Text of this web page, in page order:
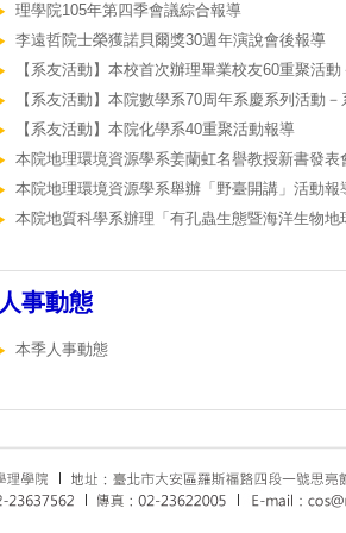
理學院105年第四季會議綜合報導
李遠哲院士榮獲諾貝爾獎30週年演說會後報導
【系友活動】本校首次辦理畢業校友60重聚活
【系友活動】本院數學系70周年系慶系列活動－
【系友活動】本院化學系40重聚活動報導
本院地理環境資源學系姜蘭虹名譽教授新書發表
本院地理環境資源學系舉辦「野臺開講」活動報
本院地質科學系辦理「有孔蟲生態暨海洋生物地
人事動態
本季人事動態